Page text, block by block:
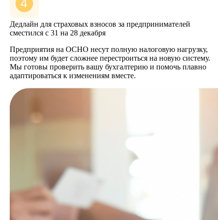
Дедлайн для страховых взносов за предпринимателей
сместился с 31 на 28 декабря
Предприятия на ОСНО несут полную налоговую нагрузку,
поэтому им будет сложнее перестроиться на новую систему.
Мы готовы проверить вашу бухгалтерию и помочь плавно
адаптироваться к изменениям вместе.